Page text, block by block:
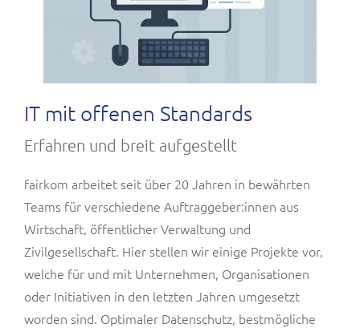
IT mit offenen Standards
Erfahren und breit aufgestellt
fairkom arbeitet seit über 20 Jahren in bewährten
Teams für verschiedene Auftraggeber:innen aus
Wirtschaft, öffentlicher Verwaltung und
Zivilgesellschaft. Hier stellen wir einige Projekte vor,
welche für und mit Unternehmen, Organisationen
oder Initiativen in den letzten Jahren umgesetzt
worden sind. Optimaler Datenschutz, bestmögliche